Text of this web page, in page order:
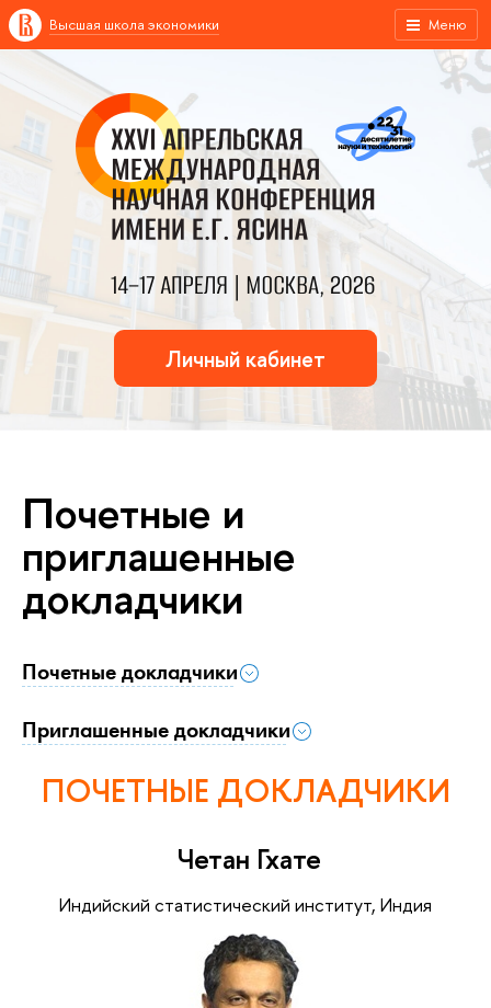
Меню
Высшая школа экономики
Личный кабинет
Почетные и
приглашенные
докладчики
Почетные докладчики
Приглашенные докладчики
ПОЧЕТНЫЕ ДОКЛАДЧИКИ
Четан Гхате
Индийский статистический институт, Индия